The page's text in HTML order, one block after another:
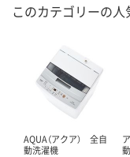
このカテゴリーの人
AQUA（アクア） 全自
動洗濯機